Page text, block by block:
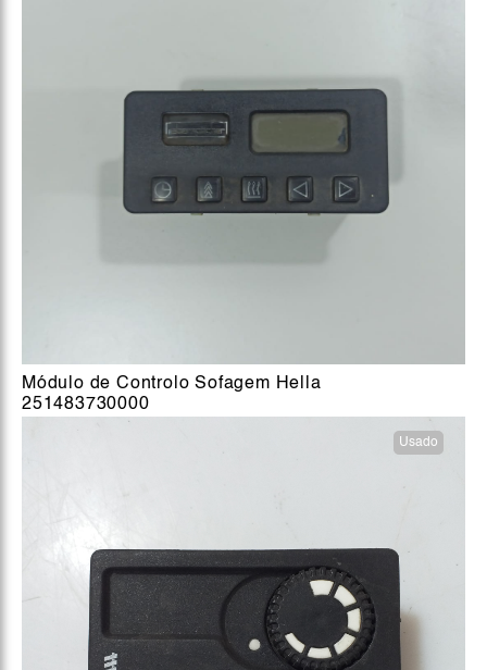
Módulo de Controlo Sofagem Hella
251483730000
Usado